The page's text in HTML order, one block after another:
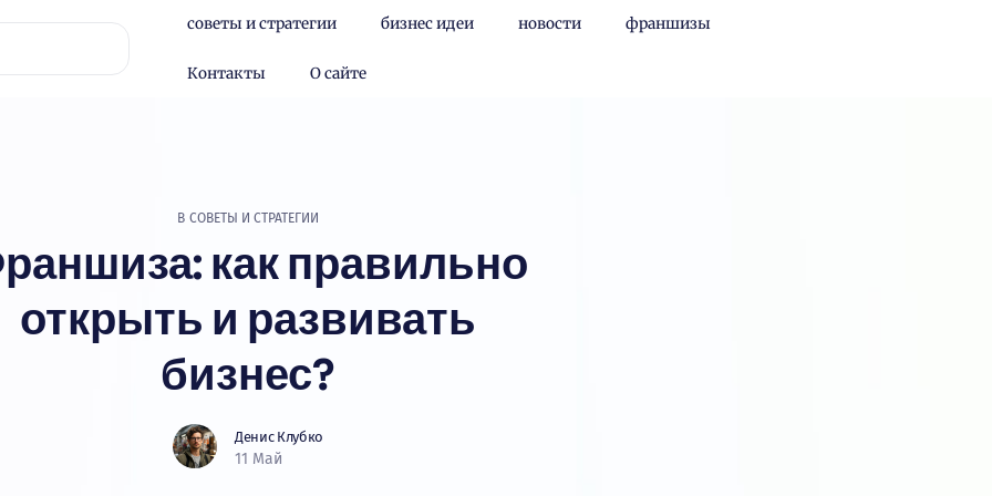
советы и стратегии бизнес идеи новости франшизы
Контакты О сайте
В СОВЕТЫ И СТРАТЕГИИ
как правильно
открыть и развивать
бизнес?
Денис Клубко
11 Май